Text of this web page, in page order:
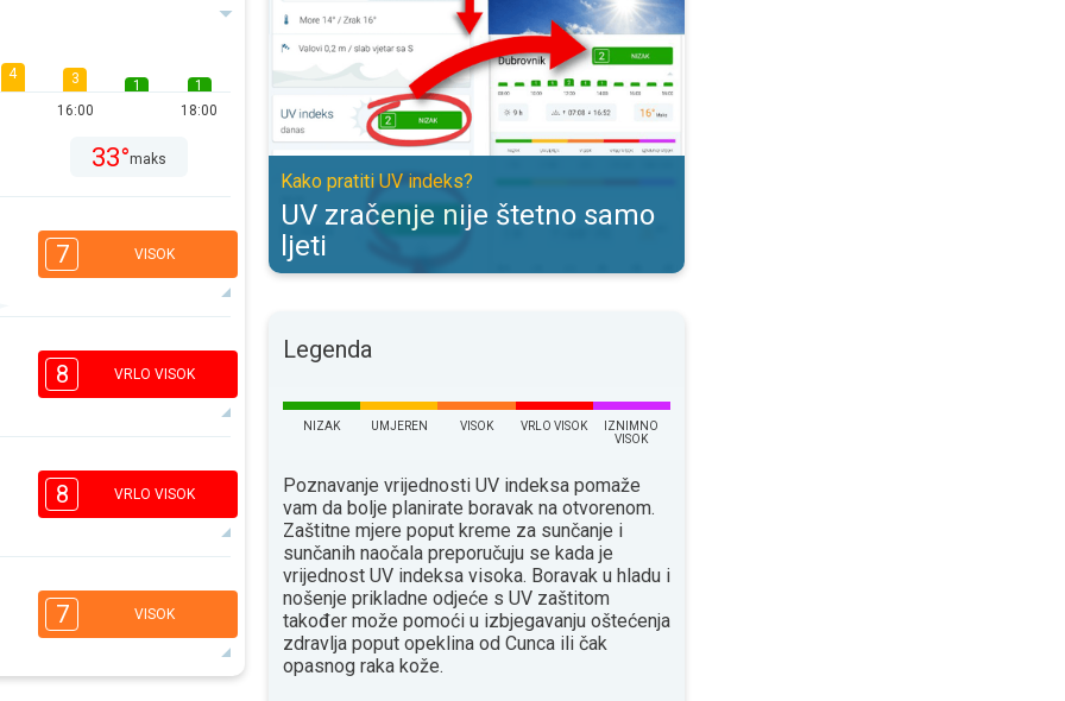
4
3
16:00
1
1
18:00
33°maks
7 VISOK
4
16:00
30°maks
8 VRLO VISOK
4
16:00
2
29°maks
8 VRLO VISOK
4
16:00
2
32°maks
7 VISOK
Kako pratiti UV indeks?
UV zračenje nije štetno samo
ljeti
Legenda
NIZAK UMJEREN VISOK VRLO VISOK
IZNIMNO
VISOK
Poznavanje vrijednosti UV indeksa pomaže
vam da bolje planirate boravak na otvorenom.
Zaštitne mjere poput kreme za sunčanje i
sunčanih naočala preporučuju se kada je
vrijednost UV indeksa visoka. Boravak u hladu i
nošenje prikladne odjeće s UV zaštitom
također može pomoći u izbjegavanju oštećenja
zdravlja poput opeklina od Сunca ili čak
opasnog raka kože.